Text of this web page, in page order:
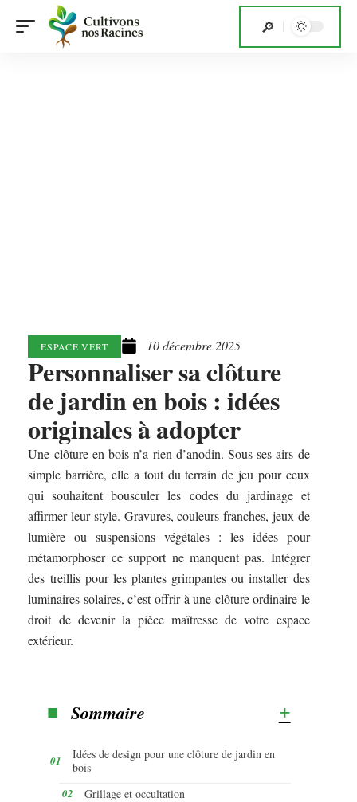
ESPACE VERT 10 décembre 2025
Personnaliser sa clôture
de jardin en bois : idées
originales à adopter
Une clôture en bois n’a rien d’anodin. Sous ses airs de
simple barrière, elle a tout du terrain de jeu pour ceux
qui souhaitent bousculer les codes du jardinage et
affirmer leur style. Gravures, couleurs franches, jeux de
lumière ou suspensions végétales : les idées pour
métamorphoser ce support ne manquent pas. Intégrer
des treillis pour les plantes grimpantes ou installer des
luminaires solaires, c’est offrir à une clôture ordinaire le
droit de devenir la pièce maîtresse de votre espace
extérieur.
Sommaire
Idées de design pour une clôture de jardin en
bois
Grillage et occultation